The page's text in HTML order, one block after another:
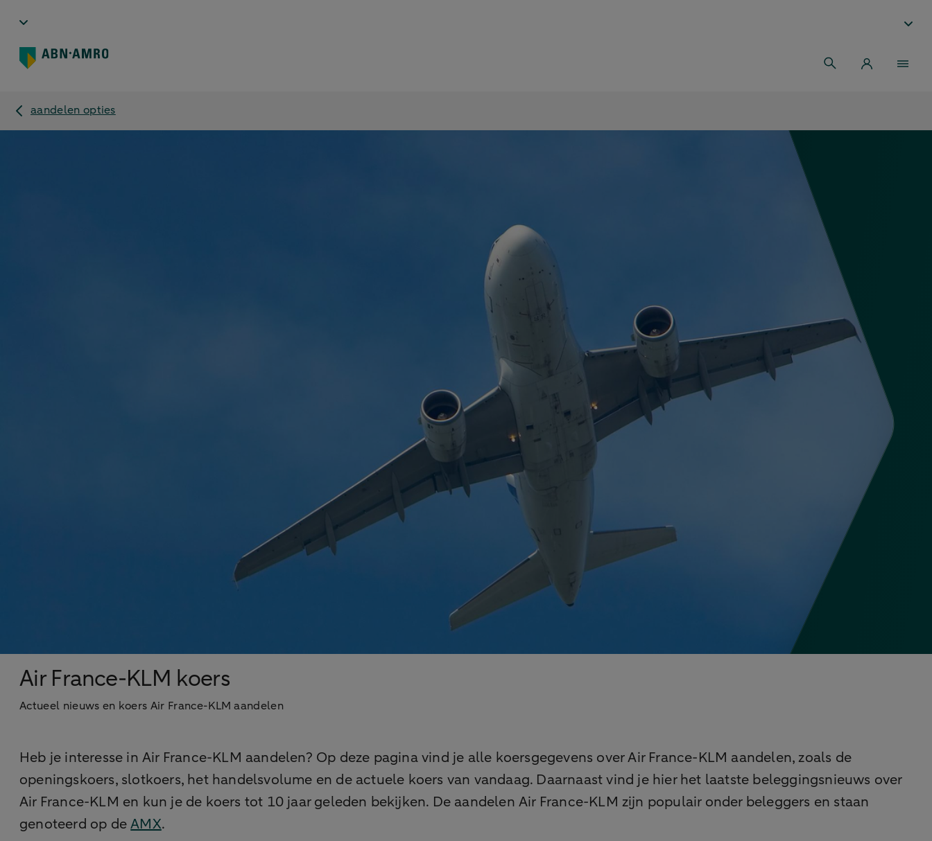
aandelen opties
Air France-KLM koers
Actueel nieuws en koers Air France-KLM aandelen
Heb je interesse in Air France-KLM aandelen? Op deze pagina vind je alle koersgegevens over Air France-KLM aandelen, zoals de
openingskoers, slotkoers, het handelsvolume en de actuele koers van vandaag. Daarnaast vind je hier het laatste beleggingsnieuws over
Air France-KLM en kun je de koers tot 10 jaar geleden bekijken. De aandelen Air France-KLM zijn populair onder beleggers en staan
genoteerd op deAMX.